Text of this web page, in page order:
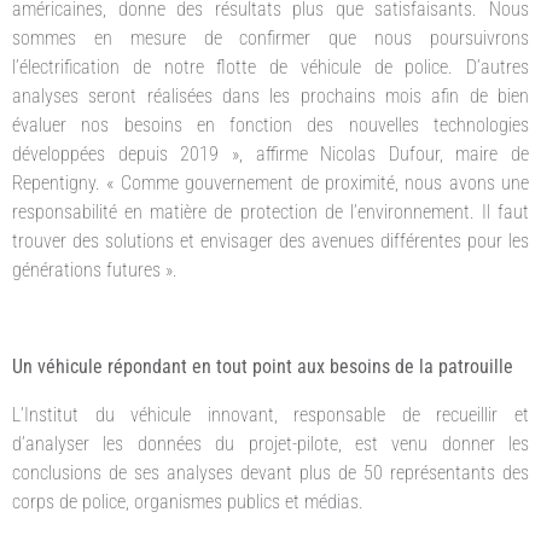
américaines, donne des résultats plus que satisfaisants. Nous
sommes en mesure de confirmer que nous poursuivrons
l’électrification de notre flotte de véhicule de police. D’autres
analyses seront réalisées dans les prochains mois afin de bien
évaluer nos besoins en fonction des nouvelles technologies
développées depuis 2019 », affirme Nicolas Dufour, maire de
Repentigny. « Comme gouvernement de proximité, nous avons une
responsabilité en matière de protection de l’environnement. Il faut
trouver des solutions et envisager des avenues différentes pour les
générations futures ».
Un véhicule répondant en tout point aux besoins de la patrouille
L’Institut du véhicule innovant, responsable de recueillir et
d’analyser les données du projet-pilote, est venu donner les
conclusions de ses analyses devant plus de 50 représentants des
corps de police, organismes publics et médias.